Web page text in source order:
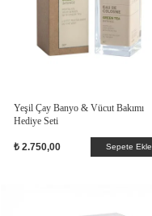
Yeşil Çay Banyo & Vücut Bakımı
Hediye Seti
₺ 2.750,00 Sepete Ekle